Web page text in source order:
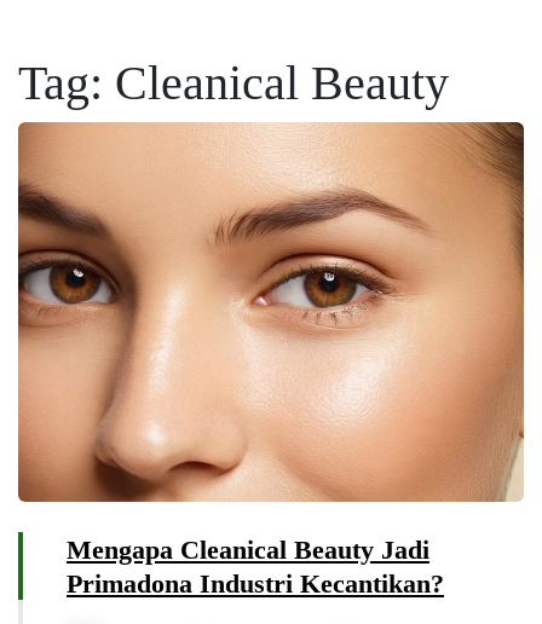
Tag: Cleanical Beauty
Mengapa Cleanical Beauty Jadi
Primadona Industri Kecantikan?